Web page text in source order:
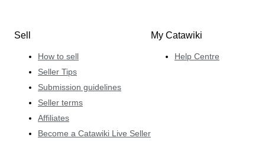
Sell
How to sell
Seller Tips
Submission guidelines
Seller terms
Affiliates
Become a Catawiki Live Seller
My Catawiki
Help Centre